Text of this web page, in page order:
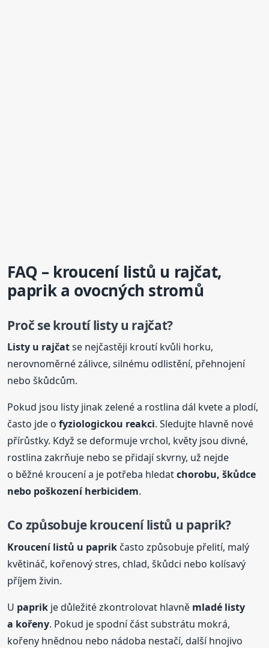
FAQ – kroucení listů u rajčat,
paprika ovocných stromů
Proč se kroutí listy u rajčat?
Listy u rajčatse nejčastěji kroutí kvůli horku,
nerovnoměrné zálivce, silnému odlistění, přehnojení
nebo škůdcům.
Pokud jsou listy jinak zelené a rostlina dál kvete a plodí,
často jde ofyziologickou reakci. Sledujte hlavně nové
přírůstky. Když se deformuje vrchol, květy jsou divné,
rostlina zakrňuje nebo se přidají skvrny, už nejde
o běžné kroucení a je potřeba hledatchorobu, škůdce
nebo poškození herbicidem.
Co způsobuje kroucení listů u paprik?
Kroucení listů u paprik často způsobuje přelití, malý
květináč, kořenový stres, chlad, škůdci nebo kolísavý
příjem živin.
U paprik je důležité zkontrolovat hlavně mladé listy
a kořeny. Pokud je spodní část substrátu mokrá,
kořeny hnědnou nebo nádoba nestačí, další hnojivo